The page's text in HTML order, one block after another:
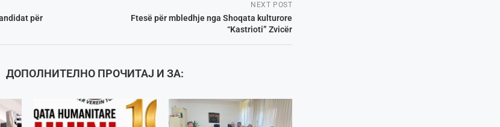
për
NEXT POST
Ftesë për mbledhje nga Shoqata kulturore
“Kastrioti” Zvicër
ДОПОЛНИТЕЛНО ПРОЧИТАЈ И ЗА: